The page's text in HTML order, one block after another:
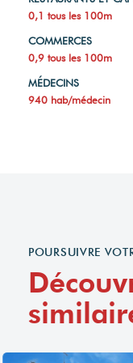
0,1 tous les 100m
COMMERCES
0,9 tous les 100m
MÉDECINS
940 hab/médecin
POURSUIVRE